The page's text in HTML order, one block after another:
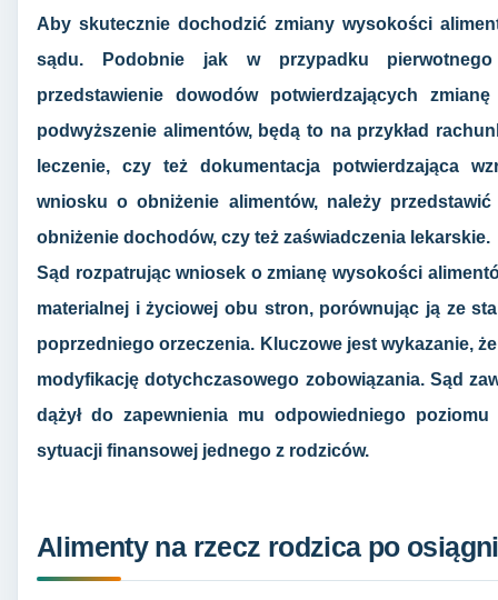
Aby skutecznie dochodzić zmiany wysokości
sądu. Podobnie jak w przypadku
przedstawienie dowodów potwierdzających
podwyższenie alimentów, będą to na przykład
leczenie, czy też dokumentacja potwierdzająca
wniosku o obniżenie alimentów, należy
obniżenie dochodów, czy też zaświadczenia lekarskie.
Sąd rozpatrując wniosek o zmianę wysokości
materialnej i życiowej obu stron, porównując ją ze
poprzedniego orzeczenia. Kluczowe jest wykazanie,
modyfikację dotychczasowego zobowiązania. Sąd
dążył do zapewnienia mu odpowiedniego
sytuacji finansowej jednego z rodziców.
Alimenty na rzecz rodzica po